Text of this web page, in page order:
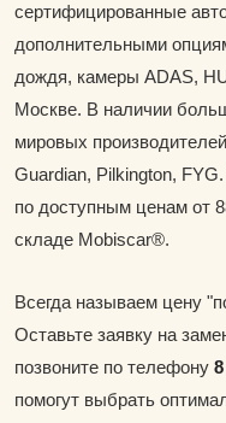
сертифицированные
дополнительными
дождя, камеры ADAS,
Москве. В наличии
мировых
Guardian, Pilkington,
по доступным ценам от
складе Mobiscar®.
Всегда называем цену
Оставьте заявку на
позвоните по телефону
помогут выбрать